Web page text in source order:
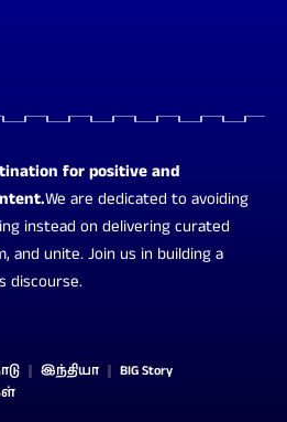
for positive and
We are dedicated to avoiding
instead on delivering curated
unite. Join us in building a
discourse.
இந்தியா
BIG Story